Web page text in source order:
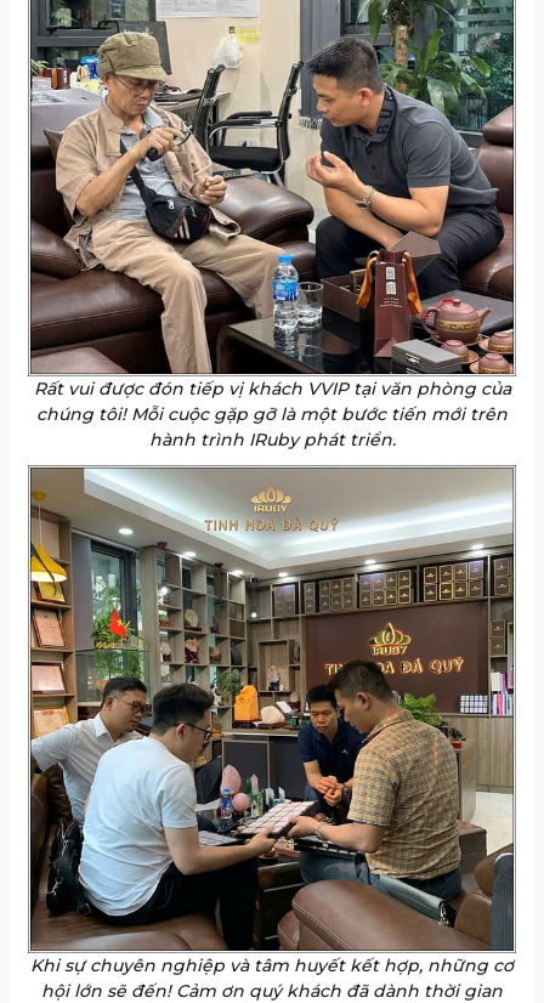
Rất vui được đón tiếp vị khách VVIP tại văn phòng của
chúng tôi! Mỗi cuộc gặp gỡ là một bước tiến mới trên
hành trình IRuby phát triển.
Khi sự chuyên nghiệp và tâm huyết kết hợp, những cơ
hội lớn sẽ đến! Cảm ơn quý khách đã dành thời gian